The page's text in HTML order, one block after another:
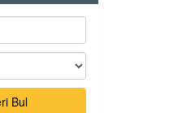
Bul